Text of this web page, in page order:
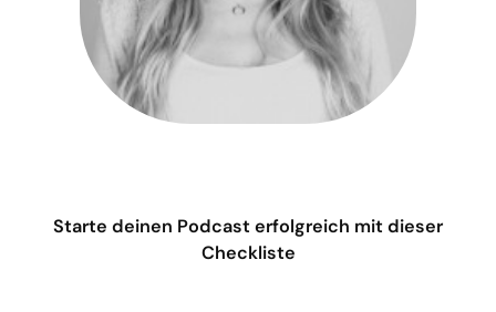
Starte deinen Podcast erfolgreich mit dieser
Checkliste